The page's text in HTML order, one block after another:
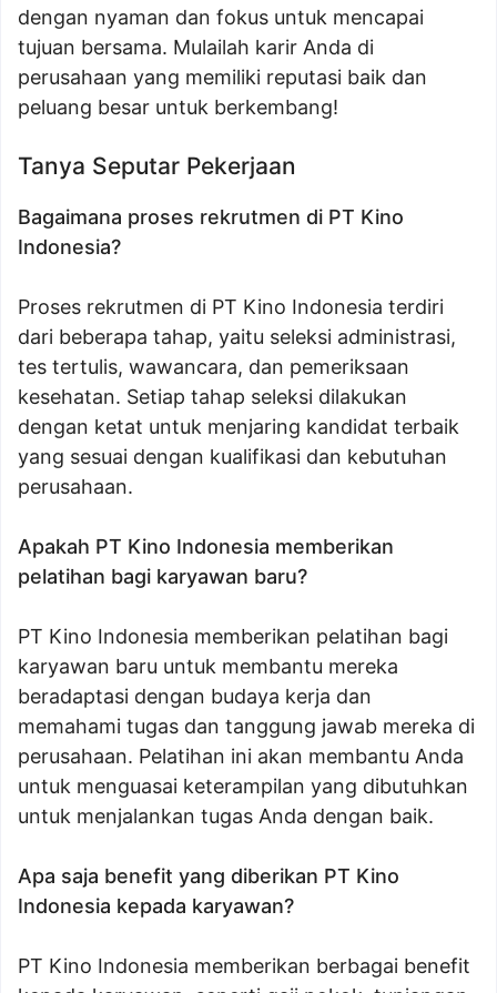
dengan nyaman dan fokus untuk mencapai
tujuan bersama. Mulailah karir Anda di
perusahaan yang memiliki reputasi baik dan
peluang besar untuk berkembang!
Tanya Seputar Pekerjaan
Bagaimana proses rekrutmen di PT Kino
Indonesia?
Proses rekrutmen di PT Kino Indonesia terdiri
dari beberapa tahap, yaitu seleksi administrasi,
tes tertulis, wawancara, dan pemeriksaan
kesehatan. Setiap tahap seleksi dilakukan
dengan ketat untuk menjaring kandidat terbaik
yang sesuai dengan kualifikasi dan kebutuhan
perusahaan.
Apakah PT Kino Indonesia memberikan
pelatihan bagi karyawan baru?
PT Kino Indonesia memberikan pelatihan bagi
karyawan baru untuk membantu mereka
beradaptasi dengan budaya kerja dan
memahami tugas dan tanggung jawab mereka di
perusahaan. Pelatihan ini akan membantu Anda
untuk menguasai keterampilan yang dibutuhkan
untuk menjalankan tugas Anda dengan baik.
Apa saja benefit yang diberikan PT Kino
Indonesia kepada karyawan?
PT Kino Indonesia memberikan berbagai benefit